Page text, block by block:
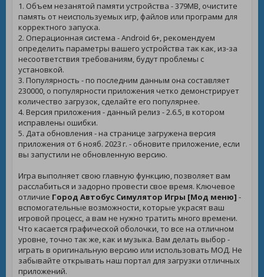
1. Объем незанятой памяти устройства - 379MB, очистите
память от неиспользуемых игр, файлов или программ для
корректного запуска.
2. Операционная система - Android 6+, рекомендуем
определить параметры вашего устройства так как, из-за
несоответствия требованиям, будут проблемы с
установкой.
3. Популярность - по последним данным она составляет
230000, о популярности приложения четко демонстрирует
количество загрузок, сделайте его популярнее.
4. Версия приложения - данный релиз - 2.6.5, в котором
исправлены ошибки.
5. Дата обновления - на странице загружена версия
приложения от 6 нояб. 2023 г. - обновите приложение, если
вы запустили не обновленную версию.
Игра выполняет свою главную функцию, позволяет вам
расслабиться и задорно провести свое время. Ключевое
отличие Город Автобус Симулятор Игры [Мод меню] -
вспомогательные возможности, которые украсят ваш
игровой процесс, а вам не нужно тратить много времени.
Что касается графической оболочки, то все на отличном
уровне, точно так же, как и музыка. Вам делать выбор -
играть в оригинальную версию или использовать МОД. Не
забывайте открывать наш портал для загрузки отличных
приложений.